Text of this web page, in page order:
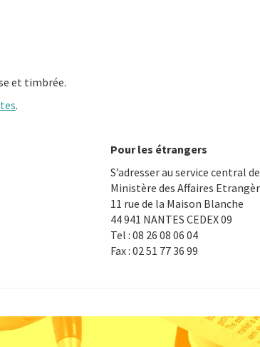
et timbrée.
.
Pour les étrangers
S’adresser au service central
Ministère des Affaires
11 rue de la Maison Blanche
44 941 NANTES CEDEX 09
Tel : 08 26 08 06 04
Fax : 02 51 77 36 99